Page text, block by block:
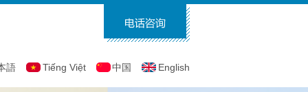
語 Tiếng Việt 中国 English